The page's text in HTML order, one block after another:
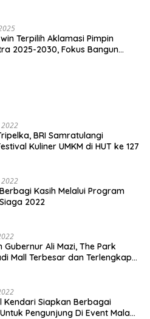
Terpilih Aklamasi Pimpin
2025-2030, Fokus Bangun
2022
BRI Samratulangi
Kuliner UMKM di HUT ke 127
2022
Kasih Melalui Program
2022
Gubernur Ali Mazi, The Park
Mall Terbesar dan Terlengkap
Kendari Siapkan Berbagai
Pengunjung Di Event Malam